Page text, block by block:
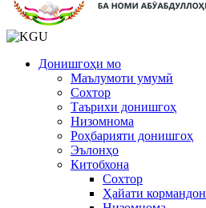
Донишгоҳи мо
Маълумоти умумӣ
Сохтор
Таърихи донишгоҳ
Низомнома
Роҳбарияти донишгоҳ
Эълонҳо
Китобхона
Сохтор
Ҳайати кормандон